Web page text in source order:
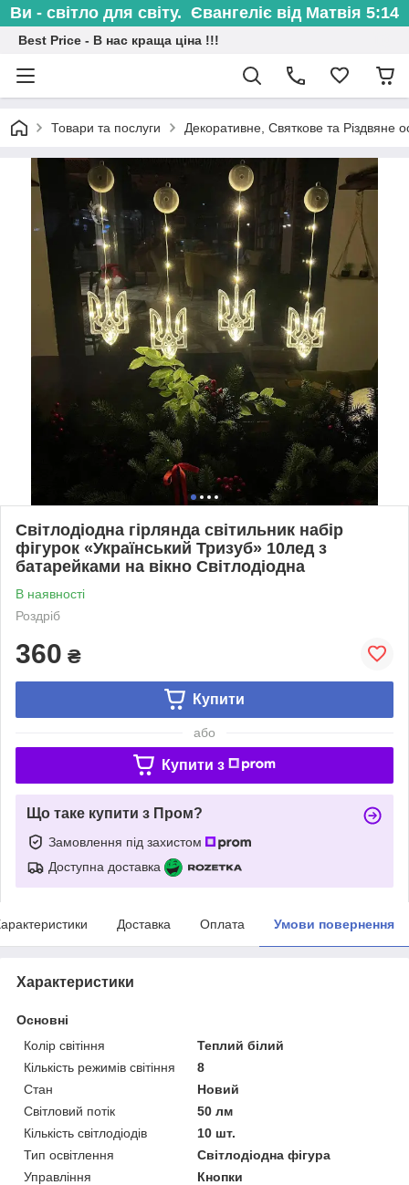
Ви - світло для світу. Євангеліє від Матвія 5:14
Best Price - В нас краща ціна !!!
Товари та послуги Декоративне, Святкове та Різдвяне
Світлодіодна гірлянда світильник набір
фігурок «Український Тризуб» 10лед з
батарейками на вікно Світлодіодна
В наявності
Роздріб
360 ₴
Купити
або
Купити з
Що таке купити з Пром?
Замовлення під захистом
Доступна доставка
Доставка Оплата Умови повернення
Характеристики
Основні
Колір світіння
Теплий білий
Кількість режимів світіння
8
Стан
Новий
Світловий потік
50 лм
Кількість світлодіодів
10 шт.
Тип освітлення
Світлодіодна фігура
Управління
Кнопки